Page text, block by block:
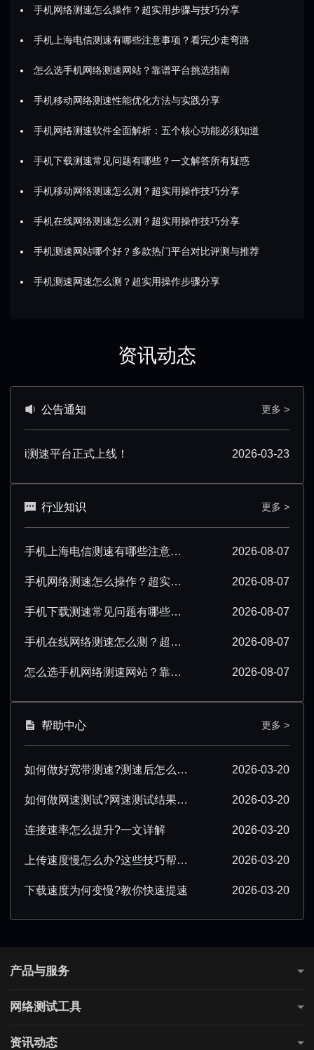
手机网络测速怎么操作？超实用步骤与技巧分享
手机上海电信测速有哪些注意事项？看完少走弯路
怎么选手机网络测速网站？靠谱平台挑选指南
手机移动网络测速性能优化方法与实践分享
手机网络测速软件全面解析：五个核心功能必须知道
手机下载测速常见问题有哪些？一文解答所有疑惑
手机移动网络测速怎么测？超实用操作技巧分享
手机在线网络测速怎么测？超实用操作技巧分享
手机测速网站哪个好？多款热门平台对比评测与推荐
手机测速网速怎么测？超实用操作步骤分享
资讯动态
公告通知 更多 >
i测速平台正式上线！ 2026-03-23
行业知识 更多 >
手机上海电信测速有哪些注意事项？看完少走弯路 2026-08-07
手机网络测速怎么操作？超实用步骤与技巧分享 2026-08-07
手机下载测速常见问题有哪些？一文解答所有疑惑 2026-08-07
手机在线网络测速怎么测？超实用操作技巧分享 2026-08-07
怎么选手机网络测速网站？靠谱平台挑选指南 2026-08-07
帮助中心 更多 >
如何做好宽带测速?测速后怎么优化? 2026-03-20
如何做网速测试?网速测试结果怎么解读? 2026-03-20
连接速率怎么提升?一文详解 2026-03-20
上传速度慢怎么办?这些技巧帮你提速 2026-03-20
下载速度为何变慢?教你快速提速 2026-03-20
产品与服务
测网速
网络测试工具
网站连通性测试
资讯动态